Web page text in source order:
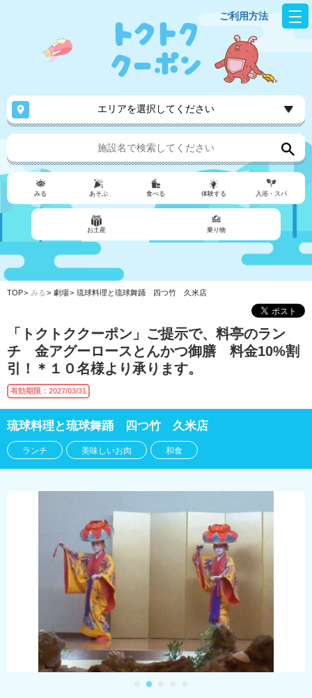
ご利用方法
エリアを選択してください
みる あそぶ 食べる 体験する 入浴・スパ
お土産 乗り物
TOP みる 劇場 琉球料理と琉球舞踊 四つ竹 久米店
「トクトククーポン」ご提示で、料亭のラン
チ 金アグーロースとんかつ御膳 料金10%割
引！＊１０名様より承ります。
有効期限：2027/03/31
琉球料理と琉球舞踊 四つ竹 久米店
ランチ 美味しいお肉 和食